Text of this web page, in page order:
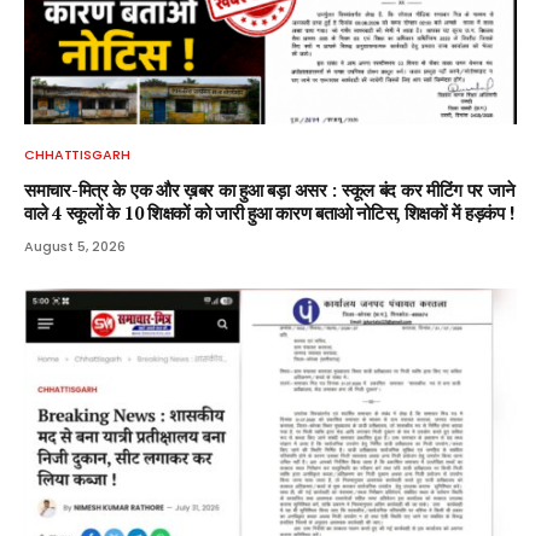
CHHATTISGARH
समाचार-मित्र के एक और ख़बर का हुआ बड़ा असर : स्कूल बंद कर मीटिंग पर जाने
वाले 4 स्कूलों के 10 शिक्षकों को जारी हुआ कारण बताओ नोटिस, शिक्षकों में हड़कंप !
August 5, 2026